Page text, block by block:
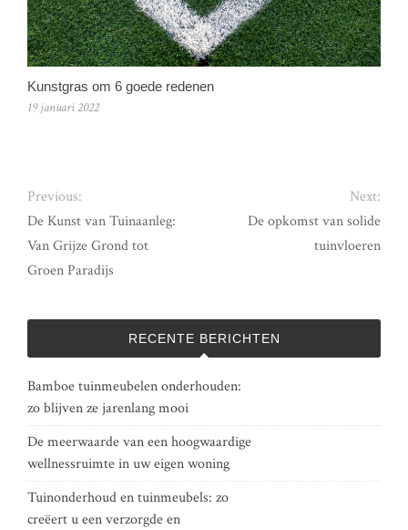
Kunstgras om 6 goede redenen
19 januari 2022
Previous:
De Kunst van Tuinaanleg:
Van Grijze Grond tot
Groen Paradijs
Next:
De opkomst van solide
tuinvloeren
RECENTE BERICHTEN
Bamboe tuinmeubelen onderhouden:
zo blijven ze jarenlang mooi
De meerwaarde van een hoogwaardige
wellnessruimte in uw eigen woning
Tuinonderhoud en tuinmeubels: zo
creëert u een verzorgde en